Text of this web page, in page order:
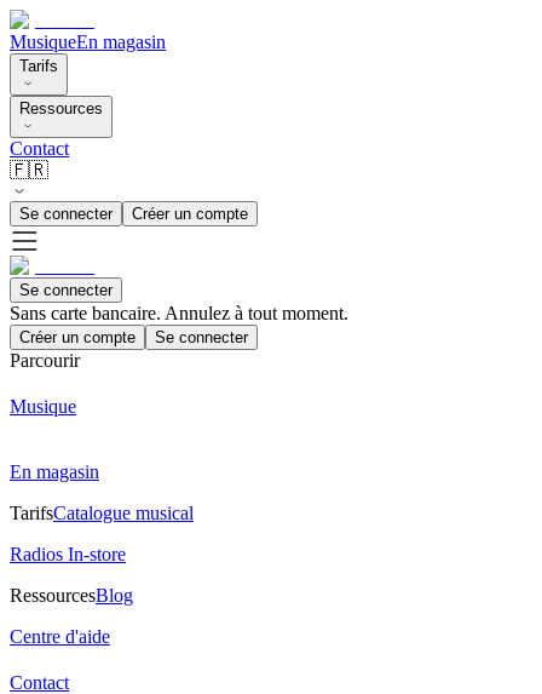
MusiqueEn magasin
Tarifs
Ressources
Contact
🇫🇷
Se connecter Créer un compte
Se connecter
Sans carte bancaire. Annulez à tout moment.
Créer un compte Se connecter
Parcourir
Musique
En magasin
TarifsCatalogue musical
Radios In-store
RessourcesBlog
Centre d'aide
Contact